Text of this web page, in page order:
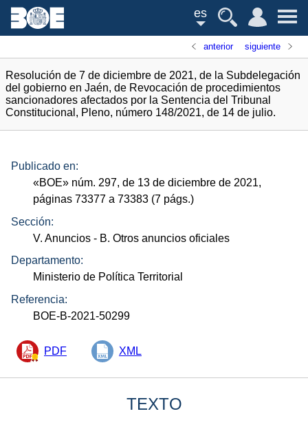
es
anterior siguiente
Resolución de 7 de diciembre de 2021, de la Subdelegación
del gobierno en Jaén, de Revocación de procedimientos
sancionadores afectados por la Sentencia del Tribunal
Constitucional, Pleno, número 148/2021, de 14 de julio.
Publicado en:
«BOE» núm. 297, de 13 de diciembre de 2021,
páginas 73377 a 73383 (7 págs.)
Sección:
V. Anuncios - B. Otros anuncios oficiales
Departamento:
Ministerio de Política Territorial
Referencia:
BOE-B-2021-50299
PDF XML
TEXTO